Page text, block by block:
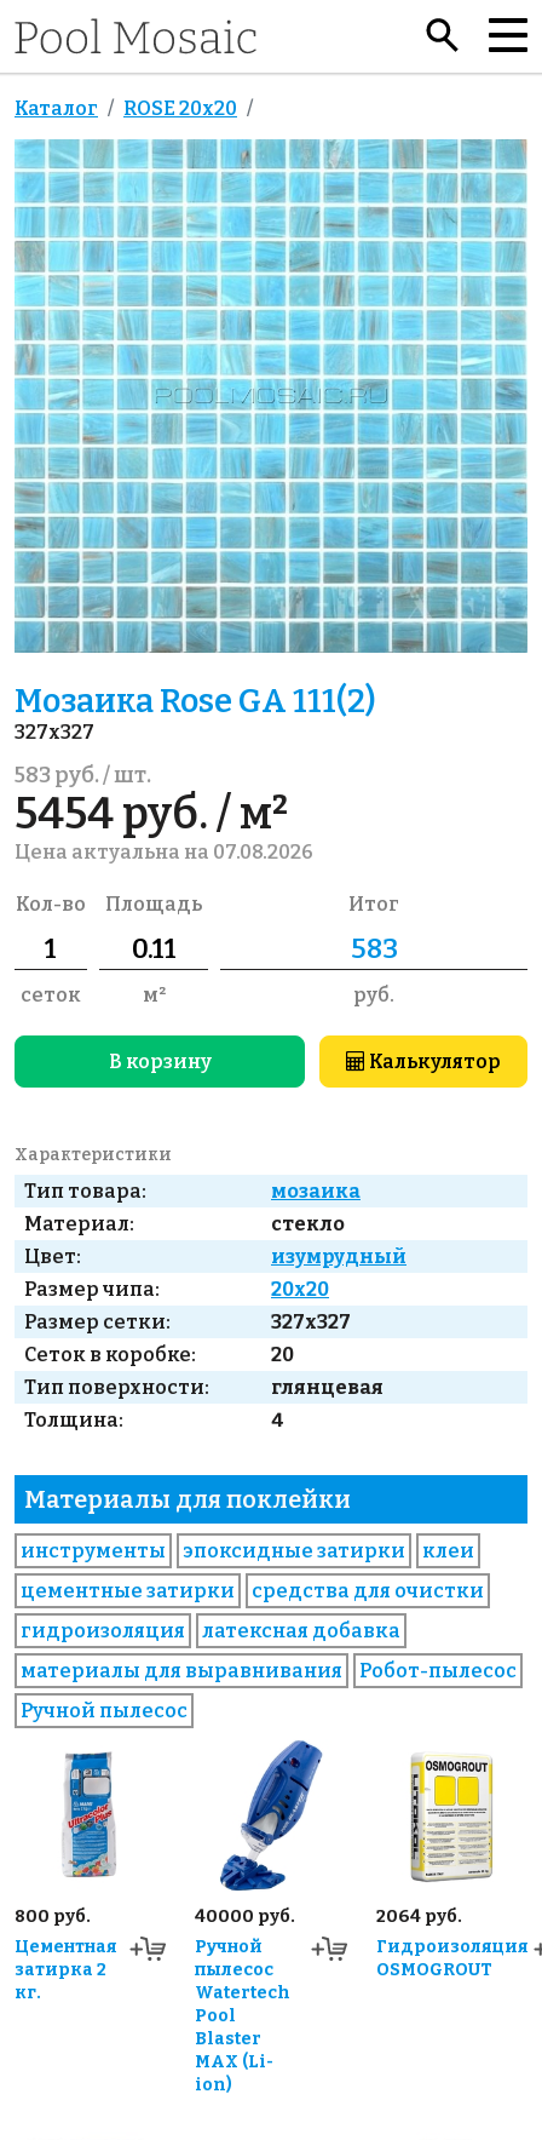
Каталог ROSE 20x20
Мозаика Rose GA 111(2)
327x327
583 руб. / шт.
5454 руб. / м²
Цена актуальна на 07.08.2026
Кол-во
сеток
Площадь
м²
Итог
руб.
В корзину Калькулятор
Характеристики
Тип товара:
мозаика
Материал:
стекло
Цвет:
изумрудный
Размер чипа:
20x20
Размер сетки:
327x327
Сеток в коробке:
20
Тип поверхности:
глянцевая
Толщина:
4
Материалы для поклейки
инструменты эпоксидные затирки
клеи
цементные затирки
средства для очистки
гидроизоляция
латексная добавка
материалы для выравнивания
Робот-пылесос
Ручной пылесос
800 руб.
Цементная
затирка 2
кг.
40000 руб.
Ручной
пылесос
Watertech
Pool
Blaster
MAX (Li-
ion)
2064 руб.
Гидроизоляция
OSMOGROUT